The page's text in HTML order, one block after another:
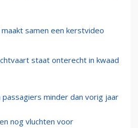
samen een kerstvideo
staat onterecht in kwaad
passagiers minder dan vorig jaar
nog vluchten voor